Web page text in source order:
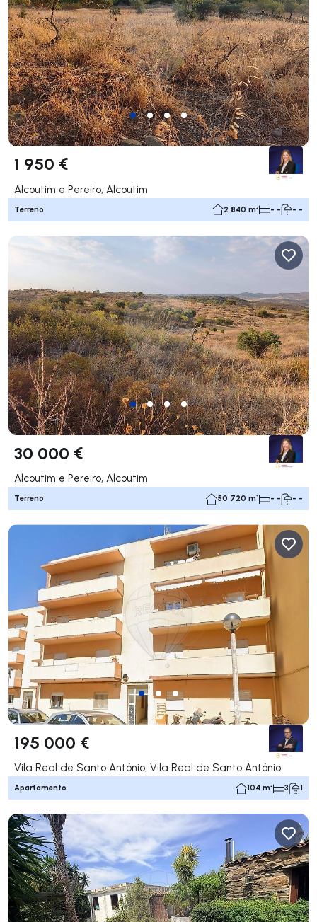
1 950 €
Alcoutim e Pereiro, Alcoutim
Terreno 2 840 m² - - - -
30 000 €
Alcoutim e Pereiro, Alcoutim
Terreno 50 720 m² - - - -
195 000 €
Vila Real de Santo António, Vila Real de Santo António
Apartamento 104 m² 3 1